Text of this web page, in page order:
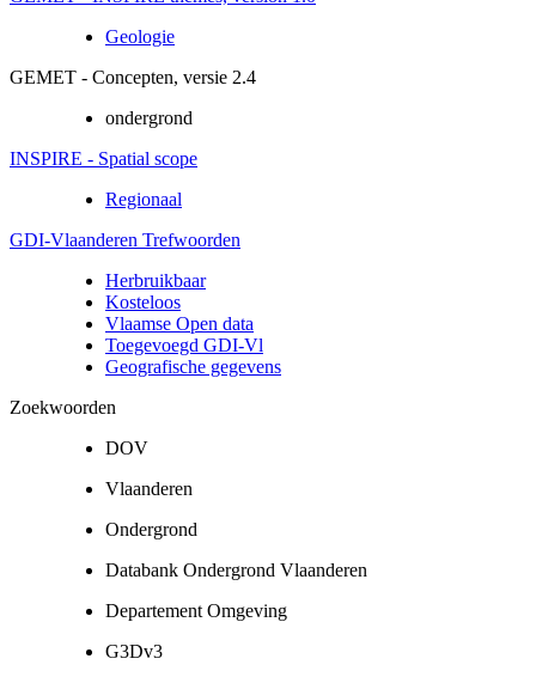
Geologie
GEMET - Concepten, versie 2.4
ondergrond
INSPIRE - Spatial scope
Regionaal
GDI-Vlaanderen Trefwoorden
Herbruikbaar
Kosteloos
Vlaamse Open data
Toegevoegd GDI-Vl
Geografische gegevens
Zoekwoorden
DOV
Vlaanderen
Ondergrond
Databank Ondergrond Vlaanderen
Departement Omgeving
G3Dv3